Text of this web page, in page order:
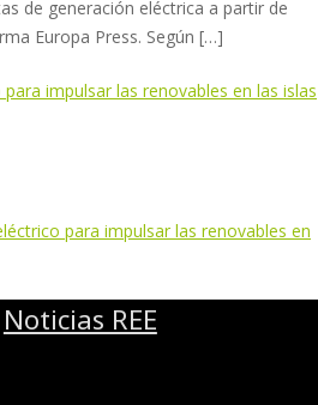
de generación eléctrica a partir de
Europa Press. Según […]
impulsar las renovables en las islas
para impulsar las renovables en
Noticias REE